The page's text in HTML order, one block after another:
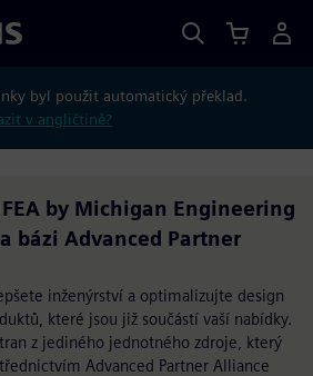
byl použit automatický překlad.
v angličtině?
FEA by Michigan Engineering
bázi Advanced Partner
inženýrství a optimalizujte design
které jsou již součástí vaší nabídky.
z jediného jednotného zdroje, který
Advanced Partner Alliance